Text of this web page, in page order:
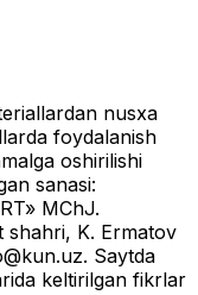
nusxa
foydalanish
oshirilishi
sanasi:
MChJ.
shahri, K. Ermatov
. Saytda
keltirilgan fikrlar